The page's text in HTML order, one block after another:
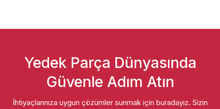
Yedek Parça Dünyasında
Güvenle Adım Atın
İhtiyaçlarınıza uygun çözümler sunmak için buradayız. Sizin